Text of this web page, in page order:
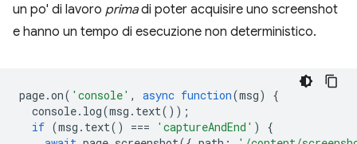
un po' di lavoro primadi poter acquisire uno screenshot
e hanno un tempo di esecuzione non deterministico.
page.on( 'console' , async function(msg)
{
console. log(msg . text());
if (msg . text() === 'captureAndEnd' )
{